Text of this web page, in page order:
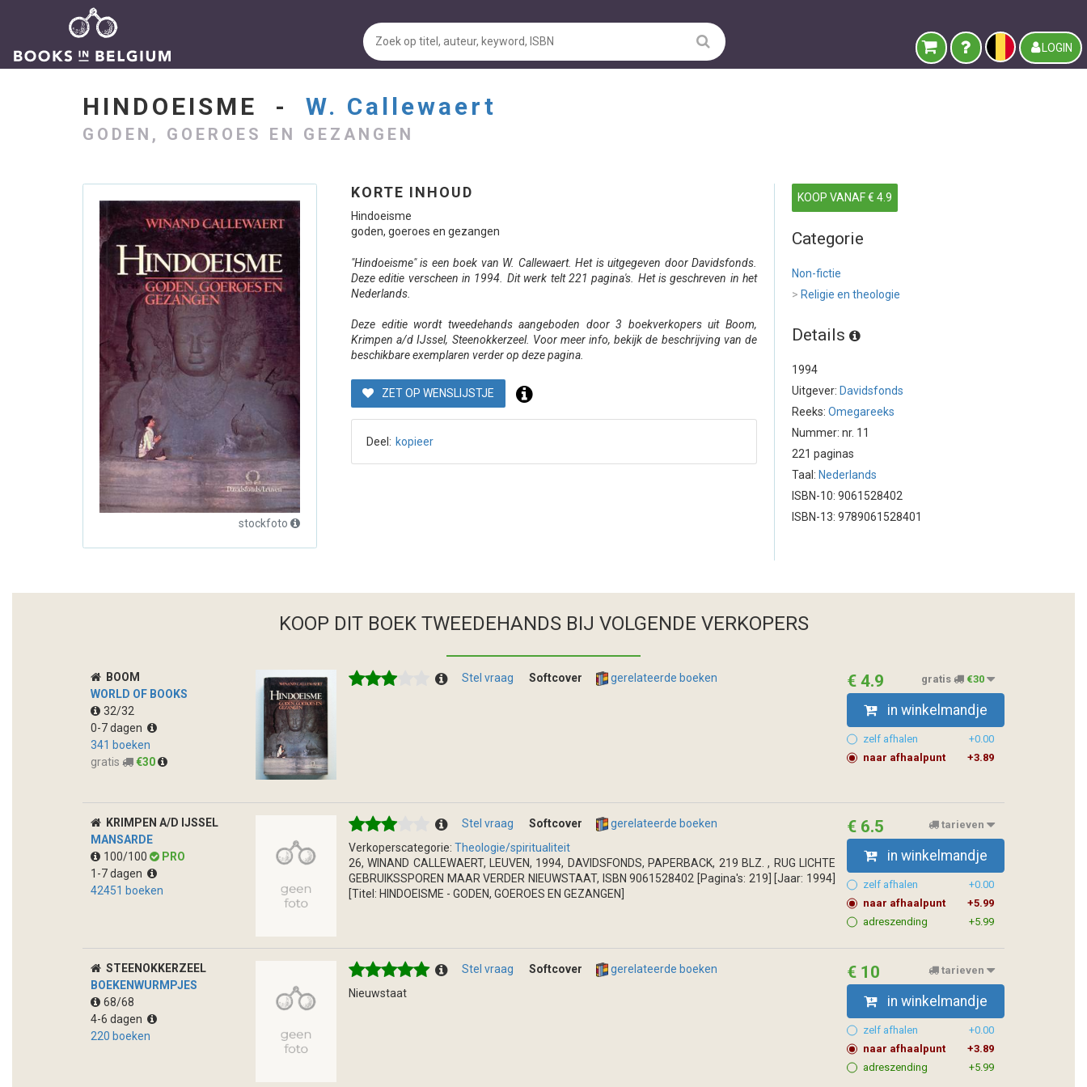
LOGIN
HINDOEISME - W. Callewaert
GODEN, GOEROES EN GEZANGEN
stockfoto
KORTE INHOUD
Hindoeisme
goden, goeroes en gezangen
"Hindoeisme" is een boek van W. Callewaert. Het is uitgegeven door Davidsfonds.
Deze editie verscheen in 1994. Dit werk telt 221 pagina's. Het is geschreven in het
Nederlands.
Deze editie wordt tweedehands aangeboden door 3 boekverkopers uit Boom,
Krimpen a/d IJssel, Steenokkerzeel. Voor meer info, bekijk de beschrijving van de
beschikbare exemplaren verder op deze pagina.
ZET OP WENSLIJSTJE
Deel: kopieer
KOOP VANAF € 4.9
Categorie
Non-fictie
> Religie en theologie
Details
1994
Uitgever: Davidsfonds
Reeks: Omegareeks
Nummer: nr. 11
221 paginas
Taal: Nederlands
ISBN-10: 9061528402
ISBN-13: 9789061528401
KOOP DIT BOEK TWEEDEHANDS BIJ VOLGENDE VERKOPERS
BOOM
WORLD OF BOOKS
32/32
0-7 dagen
341 boeken
gratis
€30
Stel vraag Softcover gerelateerde boeken € 4.9 gratis €30
in winkelmandje
zelf afhalen
+0.00
naar afhaalpunt
+3.89
KRIMPEN A/D IJSSEL
MANSARDE
100/100
PRO
1-7 dagen
42451 boeken
Stel vraag Softcover
gerelateerde boeken
Verkoperscategorie: Theologie/spiritualiteit
26, WINAND CALLEWAERT, LEUVEN, 1994, DAVIDSFONDS, PAPERBACK, 219 BLZ. , RUG LICHTE
GEBRUIKSSPOREN MAAR VERDER NIEUWSTAAT, ISBN 9061528402 [Pagina's: 219] [Jaar: 1994]
[Titel: HINDOEISME - GODEN, GOEROES EN GEZANGEN]
€ 6.5 tarieven
in winkelmandje
zelf afhalen
+0.00
naar afhaalpunt
+5.99
adreszending
+5.99
STEENOKKERZEEL
BOEKENWURMPJES
68/68
4-6 dagen
220 boeken
Stel vraag Softcover
gerelateerde boeken
Nieuwstaat
€ 10 tarieven
in winkelmandje
zelf afhalen
+0.00
naar afhaalpunt
+3.89
adreszending
+5.99